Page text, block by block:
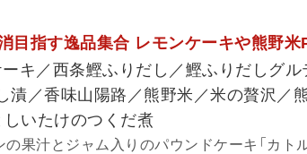
目指す逸品集合 レモンケーキや熊野米
キ／西条鰹ふりだし／鰹ふりだしグル
漬／香味山陽路／熊野米／米の贅沢／
いたけのつくだ煮
果汁とジャム入りのパウンドケーキ「カトル